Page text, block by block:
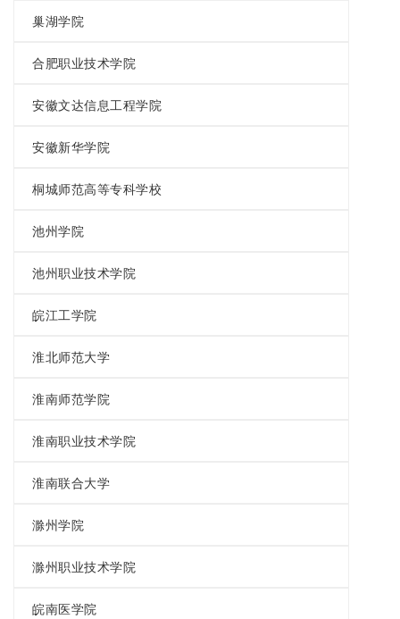
巢湖学院
合肥职业技术学院
安徽文达信息工程学院
安徽新华学院
桐城师范高等专科学校
池州学院
池州职业技术学院
皖江工学院
淮北师范大学
淮南师范学院
淮南职业技术学院
淮南联合大学
滁州学院
滁州职业技术学院
皖南医学院